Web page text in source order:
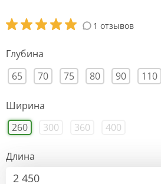
1 отзывов
Глубина
65
70 75 80 90 110
Ширина
260
300 360 400
Длина
2 450